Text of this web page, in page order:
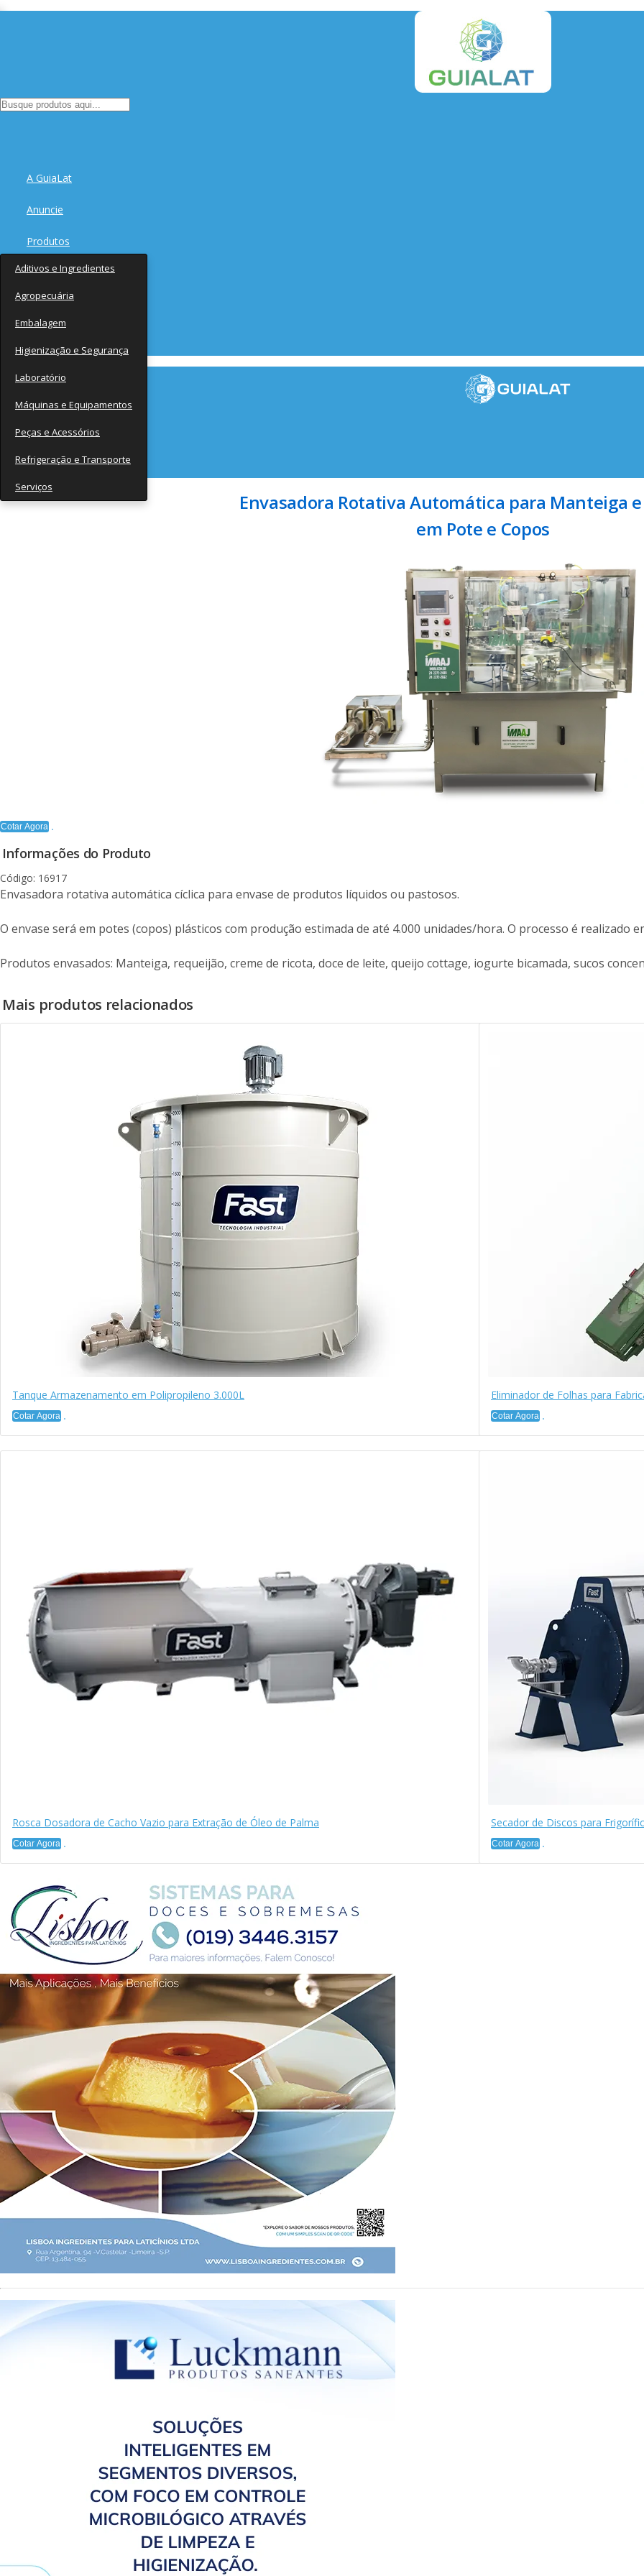
A GuiaLat
Anuncie
Produtos
Aditivos e Ingredientes
Agropecuária
Embalagem
Higienização e Segurança
Laboratório
Máquinas e Equipamentos
Peças e Acessórios
Refrigeração e Transporte
Serviços
Fornecedores
Notícias
Envasadora Rotativa Automática para Manteiga
em Pote e Copos
Cotar Agora
Informações do Produto
Código: 16917
Envasadora rotativa automática cíclica para envase de produtos líquidos ou pastosos.
O envase será em potes (copos) plásticos com produção estimada de até 4.000 unidades/hora. O processo é realizado
Produtos envasados: Manteiga, requeijão, creme de ricota, doce de leite, queijo cottage, iogurte bicamada, sucos
Mais produtos relacionados
Tanque Armazenamento em Polipropileno 3.000L
Cotar Agora
Eliminador de Folhas para
Cotar Agora
Rosca Dosadora de Cacho Vazio para Extração de Óleo de Palma
Cotar Agora
Secador de Discos para
Cotar Agora